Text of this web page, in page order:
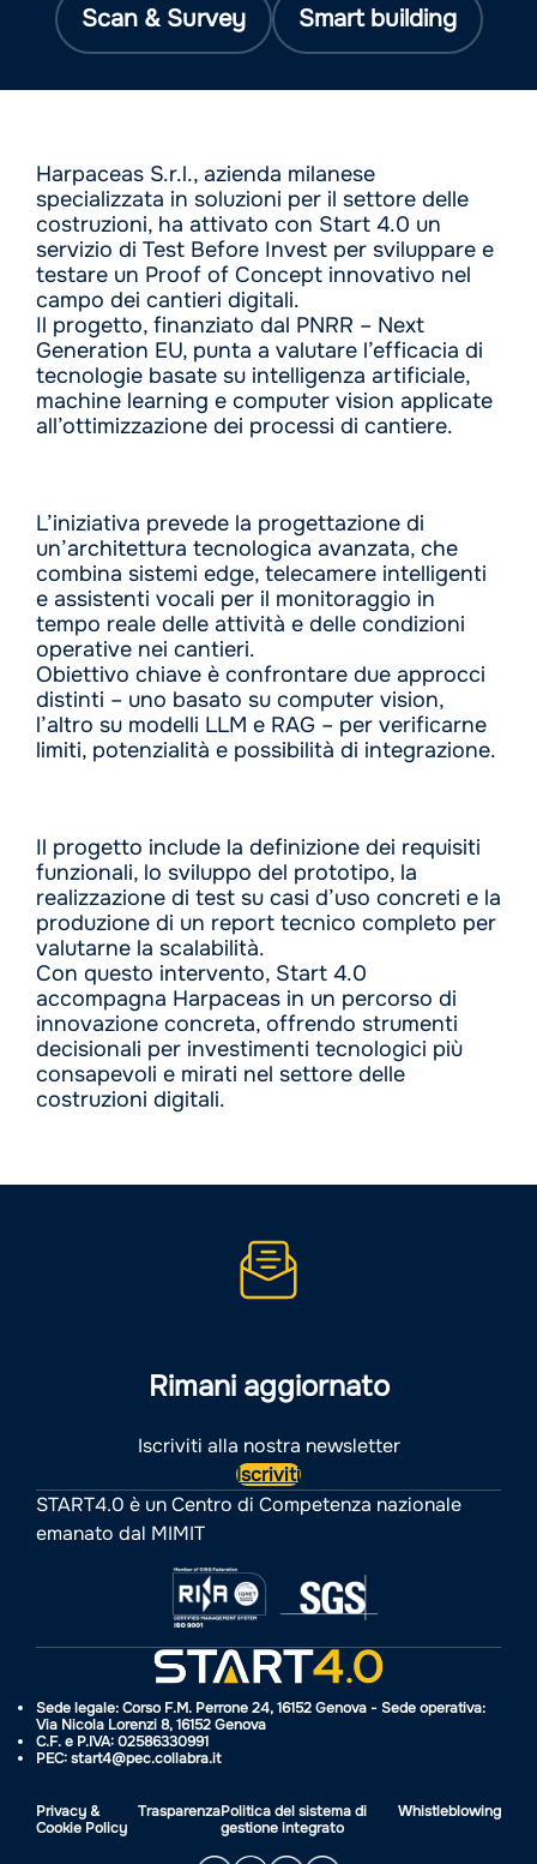
Scan & Survey Smart building
Harpaceas S.r.l., azienda milanese
specializzata in soluzioni per il settore delle
costruzioni, ha attivato con Start 4.0 un
servizio di Test Before Invest per sviluppare e
testare un Proof of Concept innovativo nel
campo dei cantieri digitali.
Il progetto, finanziato dal PNRR – Next
Generation EU, punta a valutare l’efficacia di
tecnologie basate su intelligenza artificiale,
machine learning e computer vision applicate
all’ottimizzazione dei processi di cantiere.
L’iniziativa prevede la progettazione di
un’architettura tecnologica avanzata, che
combina sistemi edge, telecamere intelligenti
e assistenti vocali per il monitoraggio in
tempo reale delle attività e delle condizioni
operative nei cantieri.
Obiettivo chiave è confrontare due approcci
distinti – uno basato su computer vision,
l’altro su modelli LLM e RAG – per verificarne
limiti, potenzialità e possibilità di integrazione.
Il progetto include la definizione dei requisiti
funzionali, lo sviluppo del prototipo, la
realizzazione di test su casi d’uso concreti e la
produzione di un report tecnico completo per
valutarne la scalabilità.
Con questo intervento, Start 4.0
accompagna Harpaceas in un percorso di
innovazione concreta, offrendo strumenti
decisionali per investimenti tecnologici più
consapevoli e mirati nel settore delle
costruzioni digitali.
Rimani aggiornato
Iscriviti alla nostra newsletter
Iscriviti
START4.0 è un Centro di Competenza nazionale
emanato dal MIMIT
Sede legale: Corso F.M. Perrone 24, 16152 Genova - Sede operativa:
Via Nicola Lorenzi 8, 16152 Genova
C.F. e P.IVA: 02586330991
PEC: start4@pec.collabra.it
Privacy &
Cookie Policy
TrasparenzaPolitica del sistema di
gestione integrato
Whistleblowing